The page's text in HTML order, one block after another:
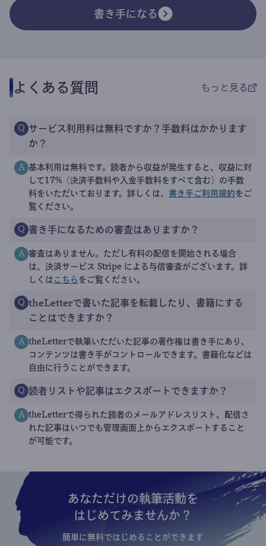
書き手になる
よくある質問 もっと見る
Q サービス利用料は無料ですか？手数料はかかります
か？
A 基本利用は無料です。読者から収益が発生すると、収益に対
して17%（決済手数料や入金手数料をすべて含む）の手数
料をいただいております。詳しくは、 書き手ご利用規約 をご
覧ください。
Q 書き手になるための審査はありますか？
A 審査はありません。ただし有料の配信を開始される場合
は、決済サービス Stripe による与信審査がございます。詳
しくは こちら をご覧ください。
Q theLetterで書いた記事を転載したり、書籍にする
ことはできますか？
A theLetterで執筆いただいた記事の著作権は書き手にあり、
コンテンツは書き手がコントロールできます。書籍化などは
自由に行うことができます。
Q 読者リストや記事はエクスポートできますか？
A theLetterで得られた読者のメールアドレスリスト、配信さ
れた記事はいつでも管理画面上からエクスポートすること
が可能です。
あなただけの執筆活動を
はじめてみませんか？
簡単に無料ではじめることができます